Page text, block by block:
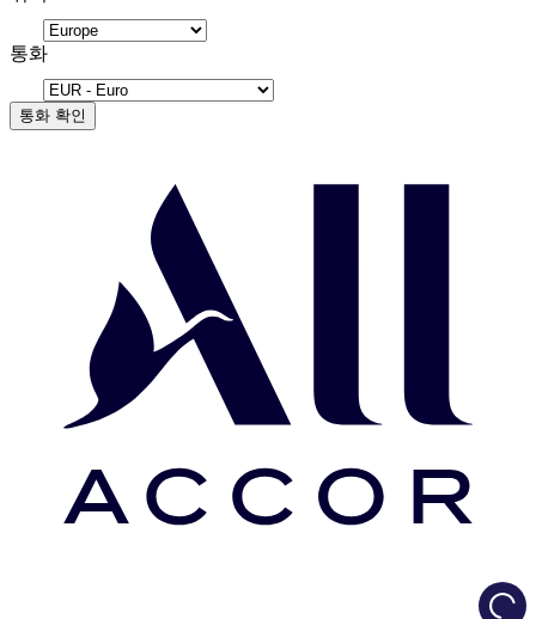
통화
통화 확인